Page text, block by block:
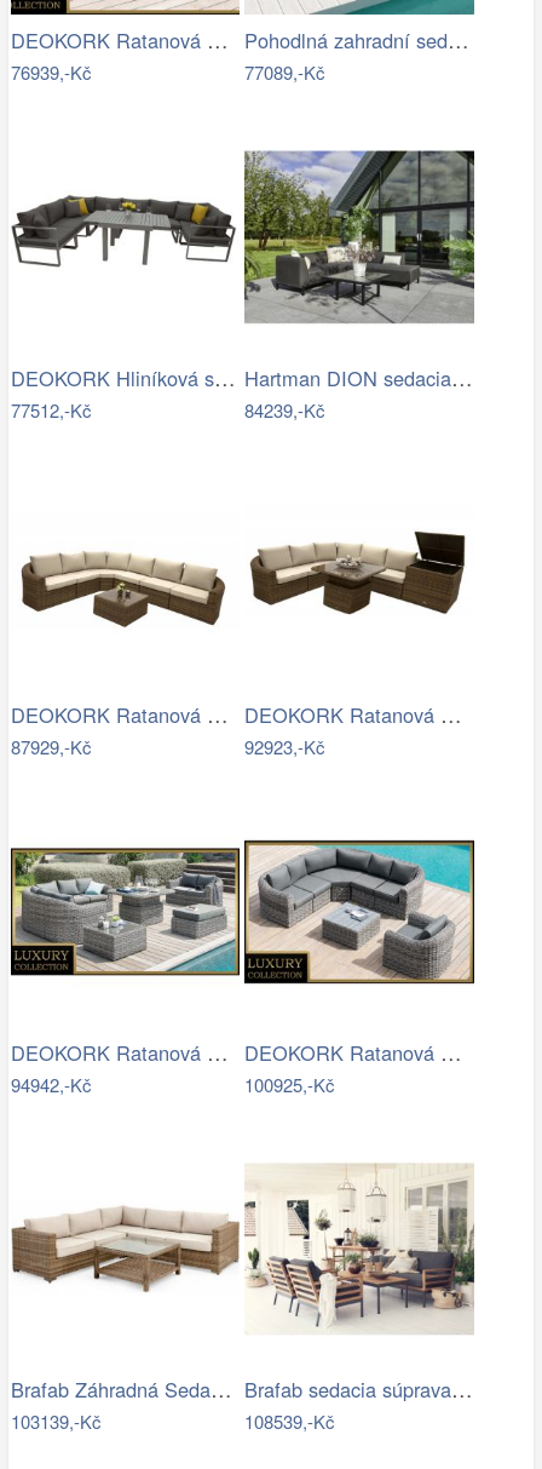
DEOKORK Ratanová modulová sestava…
76939,-Kč
Pohodlná zahradní sedací souprava - IKT
77089,-Kč
DEOKORK Hliníková sestava jídelní pro 8…
77512,-Kč
Hartman DION sedacia súprava - Čierna…
84239,-Kč
DEOKORK Ratanová modulová sestava…
87929,-Kč
DEOKORK Ratanová modulová sestava…
92923,-Kč
DEOKORK Ratanová modulová sestava…
94942,-Kč
DEOKORK Ratanová modulová sestava…
100925,-Kč
Brafab Záhradná Sedacia súprava NINJA -…
103139,-Kč
Brafab sedacia súprava ZALONGO Mdum
108539,-Kč